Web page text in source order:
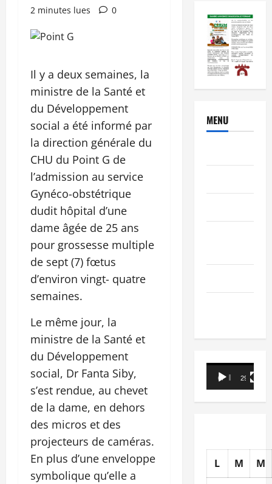
2 minutes lues
0
Il y a deux semaines, la
ministre de la Santé et
du Développement
social a été informé par
la direction générale du
CHU du Point G de
l’admission au service
Gynéco-obstétrique
dudit hôpital d’une
dame âgée de 25 ans
pour grossesse multiple
de sept (7) fœtus
d’environ vingt- quatre
semaines.
Le même jour, la
ministre de la Santé et
du Développement
social, Dr Fanta Siby,
s’est rendue, au chevet
de la dame, en dehors
des micros et des
projecteurs de caméras.
En plus d’une enveloppe
symbolique qu’elle a
MENU
Lecteur
vidéo
00:00 29:21
L M M